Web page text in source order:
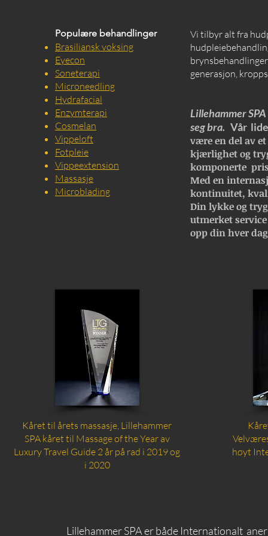
Populære behandlinger
Brasiliansk voksing
Eyecon
Soneterapi
Microneedling
Hydrafacial
Enzymterapi
Cosmelan
Vippeløft
Fotpleie
Vippeextension
Massasje
Microblading
Vi tilbyr alt fra
generasjon,
Lillehammer
seg bra. Vår
være en del av
kjærlighet og
komponerte
Med en
kontinuitet,
Din lykke og
utmerket
opp din hver
Kåret til årets massasje, Lillehammer
SPA kåret til Massage of the Year av
Luxury Travel Guide 2 år på rad i 2019 og
i 2020
høyt
Lillehammer SPA er både Internationalt